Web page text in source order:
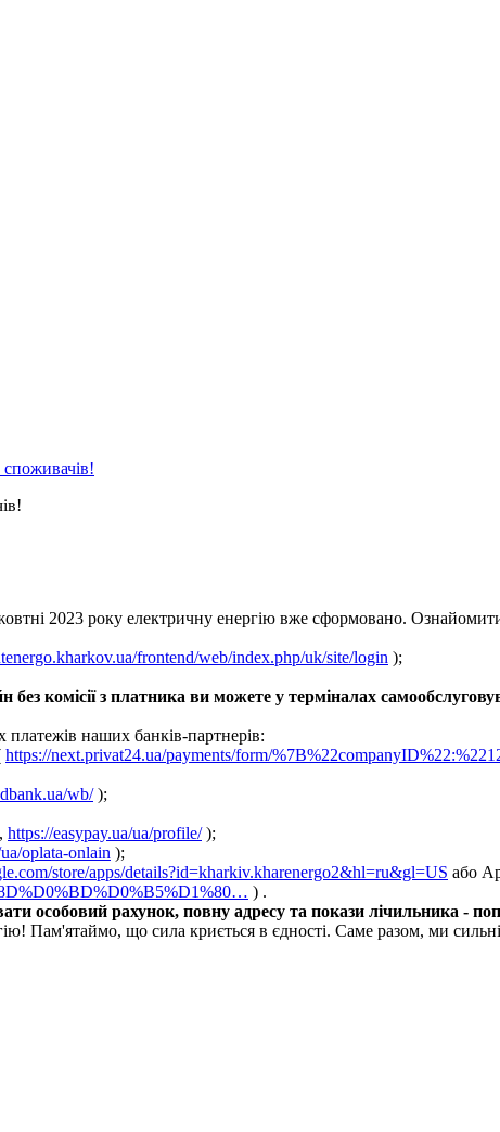
року електричну енергію вже сформовано.
frontend/web/index.php/uk/site/login );
комісії з платника ви можете у терміналах
наших банків-партнерів:
https://next.privat24.ua/payments/form/
wb/);
, https://easypay.ua/ua/profile/);
oplata-onlain );
store/apps/details?id=kharkiv.kharenergo2&hl=ru&gl=US або
) .
особовий рахунок, повну адресу та покази лічильника -
що сила криється в єдності. Саме разом, ми сильні